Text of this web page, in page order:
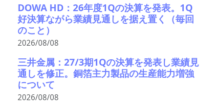
DOWA HD：26年度1Qの決算を発表。1Q
好決算ながら業績見通しを据え置く（毎回
のこと）
2026/08/08
三井金属：27/3期1Qの決算を発表し業績見
通しを修正。銅箔主力製品の生産能力増強
について
2026/08/08